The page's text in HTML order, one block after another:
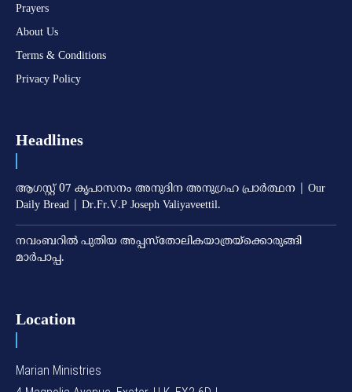
Prayers
About Us
Terms & Conditions
Privacy Policy
Headlines
ആഗസ്റ്റ് 07 കൃപാസനം അനുദിന അനുഗ്രഹ പ്രാർത്ഥന | Our
Daily Bread | Dr.Fr.V.P Joseph Valiyaveettil.
നവംബറില്‍ പുതിയ അപ്പസ്‌തോലികയാത്രയ്‌ക്കൊരുങ്ങി
മാര്‍പാപ്പ.
Location
Marian Ministries